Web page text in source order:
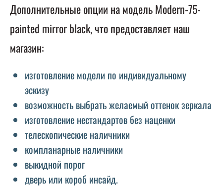
Дополнительные опции на модель Modern-75-
painted mirror black, что предоставляет наш
магазин:
изготовление модели по индивидуальному
эскизу
возможность выбрать желаемый оттенок зеркала
изготовление нестандартов без наценки
телескопические наличники
компланарные наличники
выкидной порог
дверь или короб инсайд.